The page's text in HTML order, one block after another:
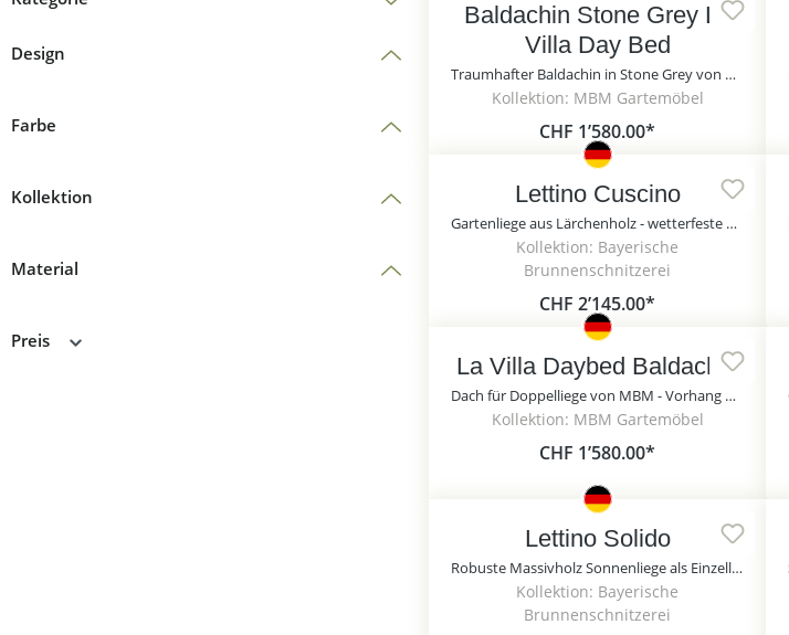
Design
Farbe
Kollektion
Material
Preis
Baldachin Stone Grey La
Villa Day Bed
Traumhafter Baldachin in Stone Grey von MBM - Baldachin Stone Grey La Villa Day Bed
Kollektion: MBM Gartemöbel
CHF 1’580.00*
Lettino Cuscino
Gartenliege aus Lärchenholz - wetterfeste Doppelliege - Lettino Cuscino / 140cm / Anthrazit
Kollektion: Bayerische
Brunnenschnitzerei
CHF 2’145.00*
La Villa Daybed Baldachin
Dach für Doppelliege von MBM - Vorhang & Moskitonetz - weiß - Baldachin - La Villa Daybed Baldachin
Kollektion: MBM Gartemöbel
CHF 1’580.00*
Lettino Solido
Robuste Massivholz Sonnenliege als Einzelliege oder Doppelliege - Lettino Solido / 140cm / Lärchenholz
Kollektion: Bayerische
Brunnenschnitzerei